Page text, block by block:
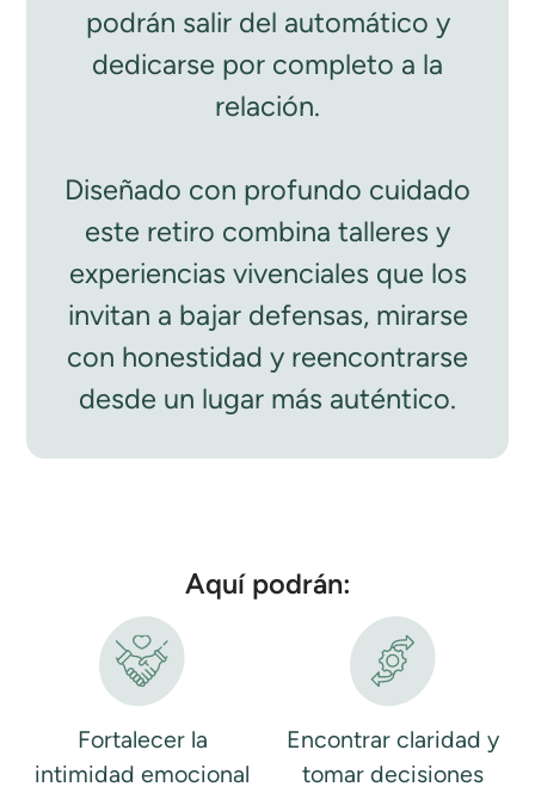
podrán salir del automático y
dedicarse por completo a la
relación.
Diseñado con profundo cuidado
este retiro combina talleres y
experiencias vivenciales que los
invitan a bajar defensas, mirarse
con honestidad y reencontrarse
desde un lugar más auténtico.
Aquí podrán:
Fortalecer la
intimidad emocional
Encontrar claridad y
tomar decisiones